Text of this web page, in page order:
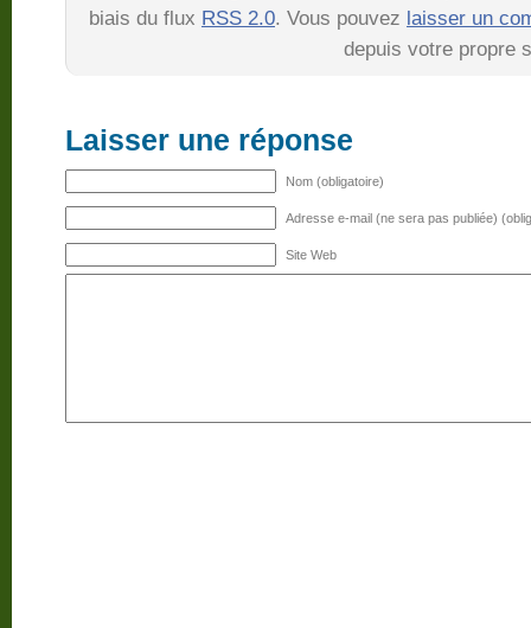
biais du flux RSS 2.0. Vous pouvez laisser un
depuis votre propre
Laisser une réponse
Nom (obligatoire)
Adresse e-mail (ne sera pas publiée)
Site Web